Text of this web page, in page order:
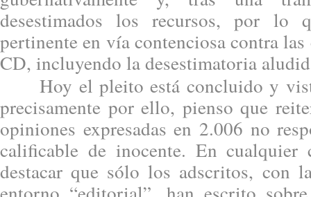
desestimados los recursos, por lo
pertinente en vía contenciosa contra
CD, incluyendo la desestimatoria
Hoy el pleito está concluido y
precisamente por ello, pienso que
opiniones expresadas en 2.006 no
calificable de inocente. En cualquier
destacar que sólo los adscritos, con